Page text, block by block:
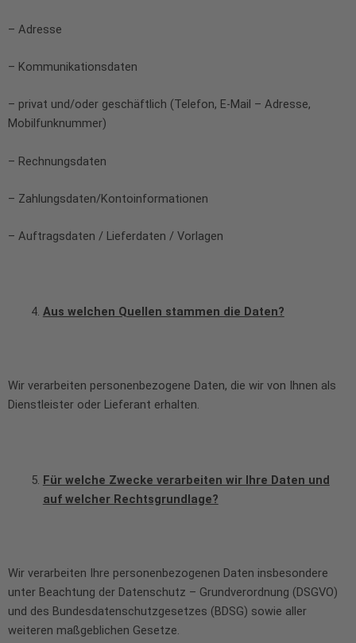
– Adresse
– Kommunikationsdaten
– privat und/oder geschäftlich (Telefon, E-Mail – Adresse,
Mobilfunknummer)
– Rechnungsdaten
– Zahlungsdaten/Kontoinformationen
– Auftragsdaten / Lieferdaten / Vorlagen
Aus welchen Quellen stammen die Daten?
Wir verarbeiten personenbezogene Daten, die wir von Ihnen als
Dienstleister oder Lieferant erhalten.
Für welche Zwecke verarbeiten wir Ihre Daten und
auf welcher Rechtsgrundlage?
Wir verarbeiten Ihre personenbezogenen Daten insbesondere
unter Beachtung der Datenschutz – Grundverordnung (DSGVO)
und des Bundesdatenschutzgesetzes (BDSG) sowie aller
weiteren maßgeblichen Gesetze.